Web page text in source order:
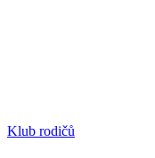
Klub rodičů